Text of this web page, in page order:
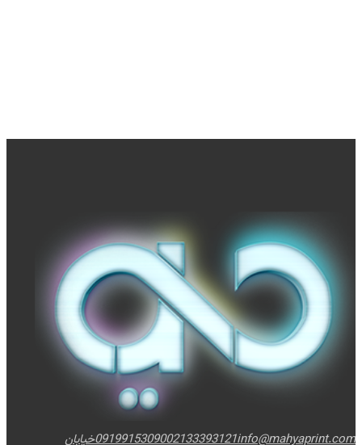
0919915309002133393121info@mahyaprint.com
خیابان